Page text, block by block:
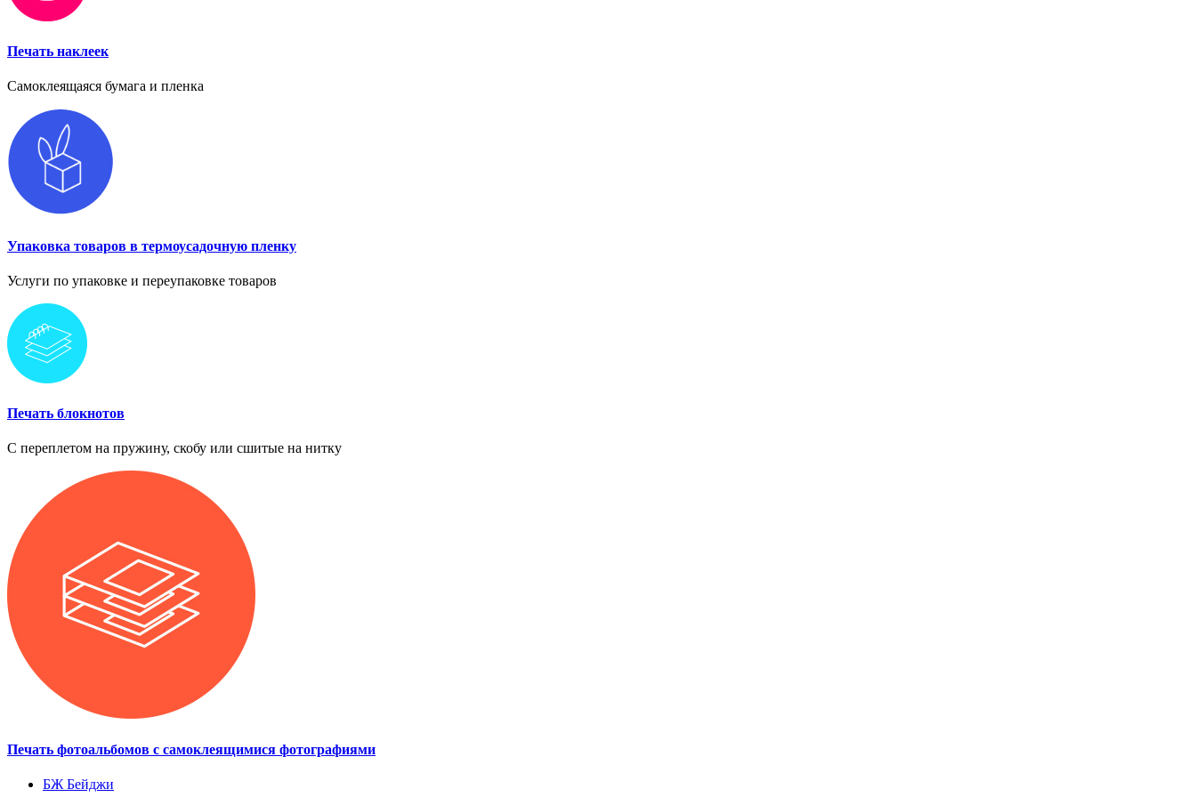
Печать наклеек
Самоклеящаяся бумага и пленка
Упаковка товаров в термоусадочную пленку
Услуги по упаковке и переупаковке товаров
Печать блокнотов
С переплетом на пружину, скобу или сшитые на нитку
Печать фотоальбомов с самоклеящимися фотографиями
БЖ Бейджи